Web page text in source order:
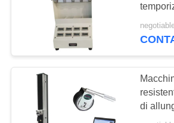
RICHIEDA
UNA
CITAZIONE
MAPPA
della
adesivo
di
tester